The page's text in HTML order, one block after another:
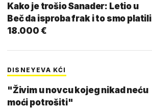
Kako je trošio Sanader: Letio u
Beč da isproba frak i to smo platili
18.000 €
DISNEYEVA KĆI
"Živim u novcu kojeg nikad neću
moći potrošiti"